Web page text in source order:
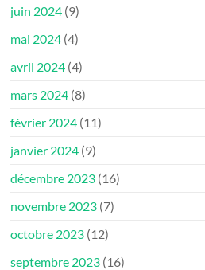
juin 2024 (9)
mai 2024 (4)
avril 2024 (4)
mars 2024 (8)
février 2024 (11)
janvier 2024 (9)
décembre 2023 (16)
novembre 2023 (7)
octobre 2023 (12)
septembre 2023 (16)